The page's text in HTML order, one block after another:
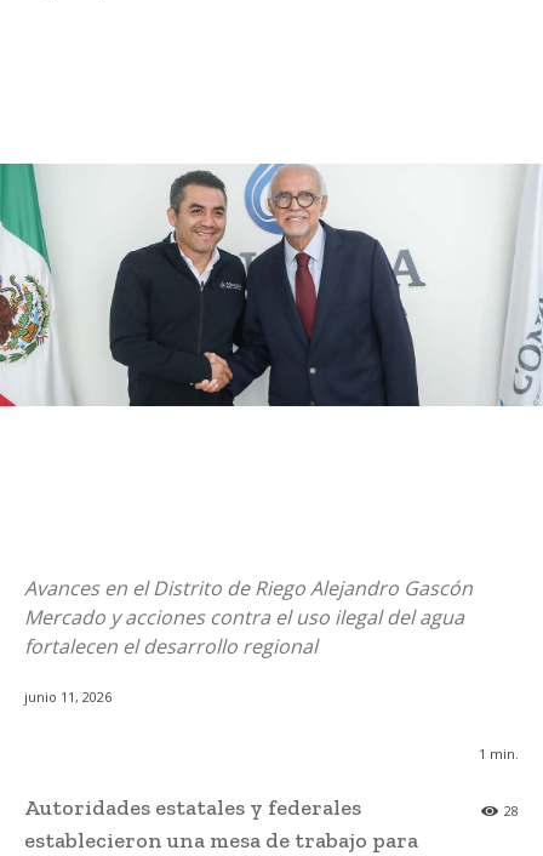
Avances en el Distrito de Riego Alejandro Gascón
Mercado y acciones contra el uso ilegal del agua
fortalecen el desarrollo regional
junio 11, 2026
1 min.
28
Autoridades estatales y federales
establecieron una mesa de trabajo para